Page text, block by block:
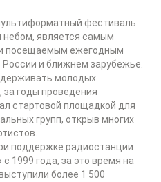
фестиваль
является самым
посещаемым ежегодным
и ближнем зарубежье.
молодых
за годы проведения
стартовой площадкой для
групп, открыв многих
поддержке радиостанции
1999 года, за это время на
более 1 500